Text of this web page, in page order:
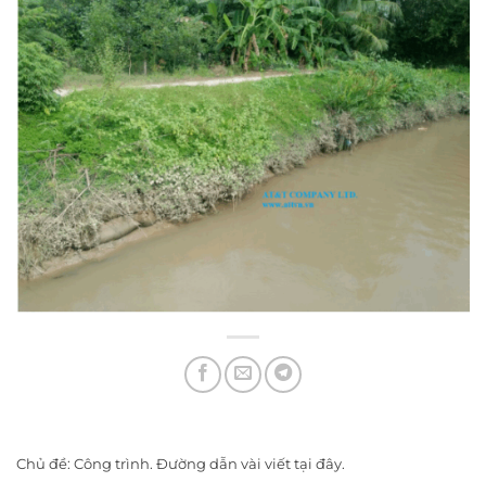
Chủ đề: Công trình. Đường dẫn vài viết tại đây.